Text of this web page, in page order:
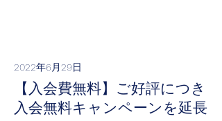
2022年6月29日
【入会費無料】ご好評につき
入会無料キャンペーンを延長